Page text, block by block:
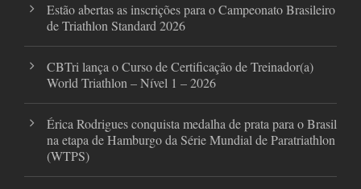
Estão abertas as inscrições para o Campeonato Brasileiro
de Triathlon Standard 2026
CBTri lança o Curso de Certificação de Treinador(a)
World Triathlon – Nível 1 – 2026
Érica Rodrigues conquista medalha de prata para o Brasil
na etapa de Hamburgo da Série Mundial de Paratriathlon
(WTPS)